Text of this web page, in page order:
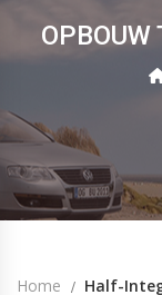
Home Half-